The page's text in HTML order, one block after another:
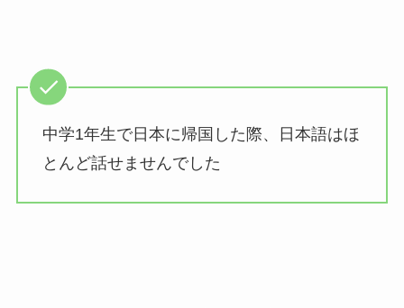
中学1年生で日本に帰国した際、日本語はほ
とんど話せませんでした